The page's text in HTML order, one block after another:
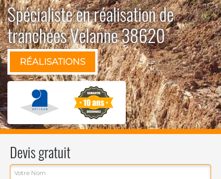
Spécialiste en réalisation de
tranchées Velanne 38620
RÉALISATIONS
Devis gratuit